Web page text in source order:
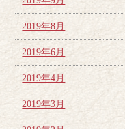
2019年8月
2019年6月
2019年4月
2019年3月